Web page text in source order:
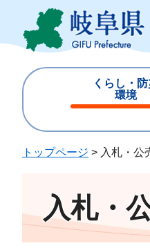
ジ
ュ
くらし・防
環境
じ
トップページ > 入札・公
入札・